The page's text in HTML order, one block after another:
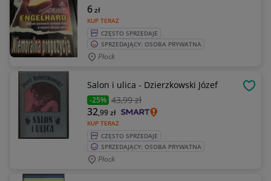
KUP TERAZ
6zł
CZĘSTO SPRZEDAJE
SPRZEDAJĄCY: OSOBA PRYWATNA
Płock
Salon i ulica - Dzierzkowski Józef
-25% 43,99 zł
KUP TERAZ
32,99zł
CZĘSTO SPRZEDAJE
SPRZEDAJĄCY: OSOBA PRYWATNA
Płock